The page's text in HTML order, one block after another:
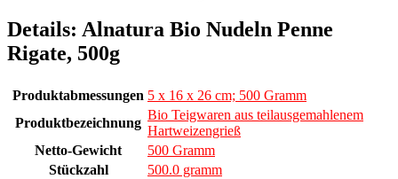
Details: Alnatura Bio Nudeln Penne
Rigate, 500g
Produktabmessungen 5 x 16 x 26 cm; 500 Gramm
Produktbezeichnung
Bio Teigwaren aus teilausgemahlenem
Hartweizengrieß
Netto-Gewicht
500 Gramm
Stückzahl
500.0 gramm